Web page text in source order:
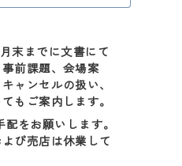
までに文書にて
前課題、会場案
ャンセルの扱い、
もご案内します。
をお願いします。
び売店は休業して